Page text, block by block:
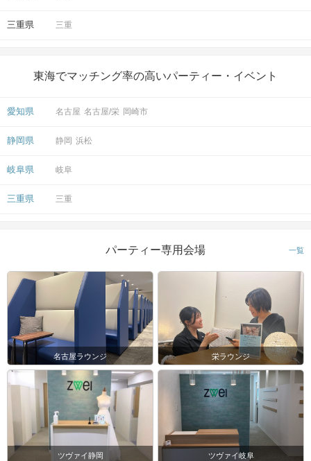
三重県 三重
東海でマッチング率の高いパーティー・イベント
愛知県 名古屋 名古屋/栄 岡崎市
静岡県 静岡 浜松
岐阜県 岐阜
三重県 三重
パーティー専用会場 一覧
名古屋ラウンジ 栄ラウンジ
ツヴァイ静岡 ツヴァイ岐阜